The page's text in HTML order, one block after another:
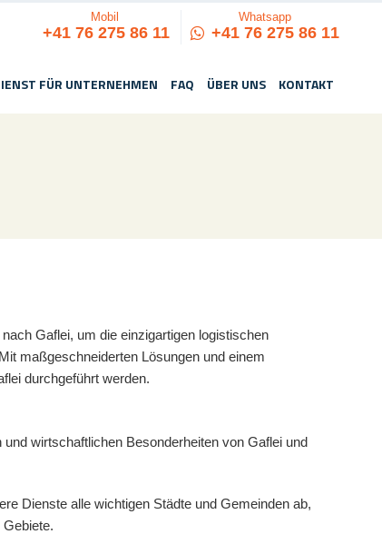
Mobil
+41 76 275 86 11
Whatsapp
+41 76 275 86 11
FÜR UNTERNEHMEN FAQ ÜBER UNS KONTAKT
Gaflei, um die einzigartigen logistischen
maßgeschneiderten Lösungen und einem
durchgeführt werden.
wirtschaftlichen Besonderheiten von Gaflei und
Dienste alle wichtigen Städte und Gemeinden ab,